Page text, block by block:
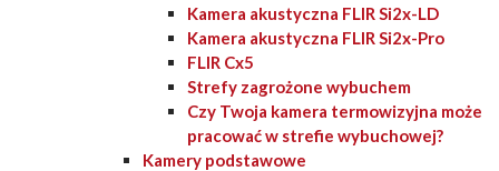
Kamera akustyczna FLIR Si2x-LD
Kamera akustyczna FLIR Si2x-Pro
FLIR Cx5
Strefy zagrożone wybuchem
Czy Twoja kamera termowizyjna może
pracować w strefie wybuchowej?
Kamery podstawowe